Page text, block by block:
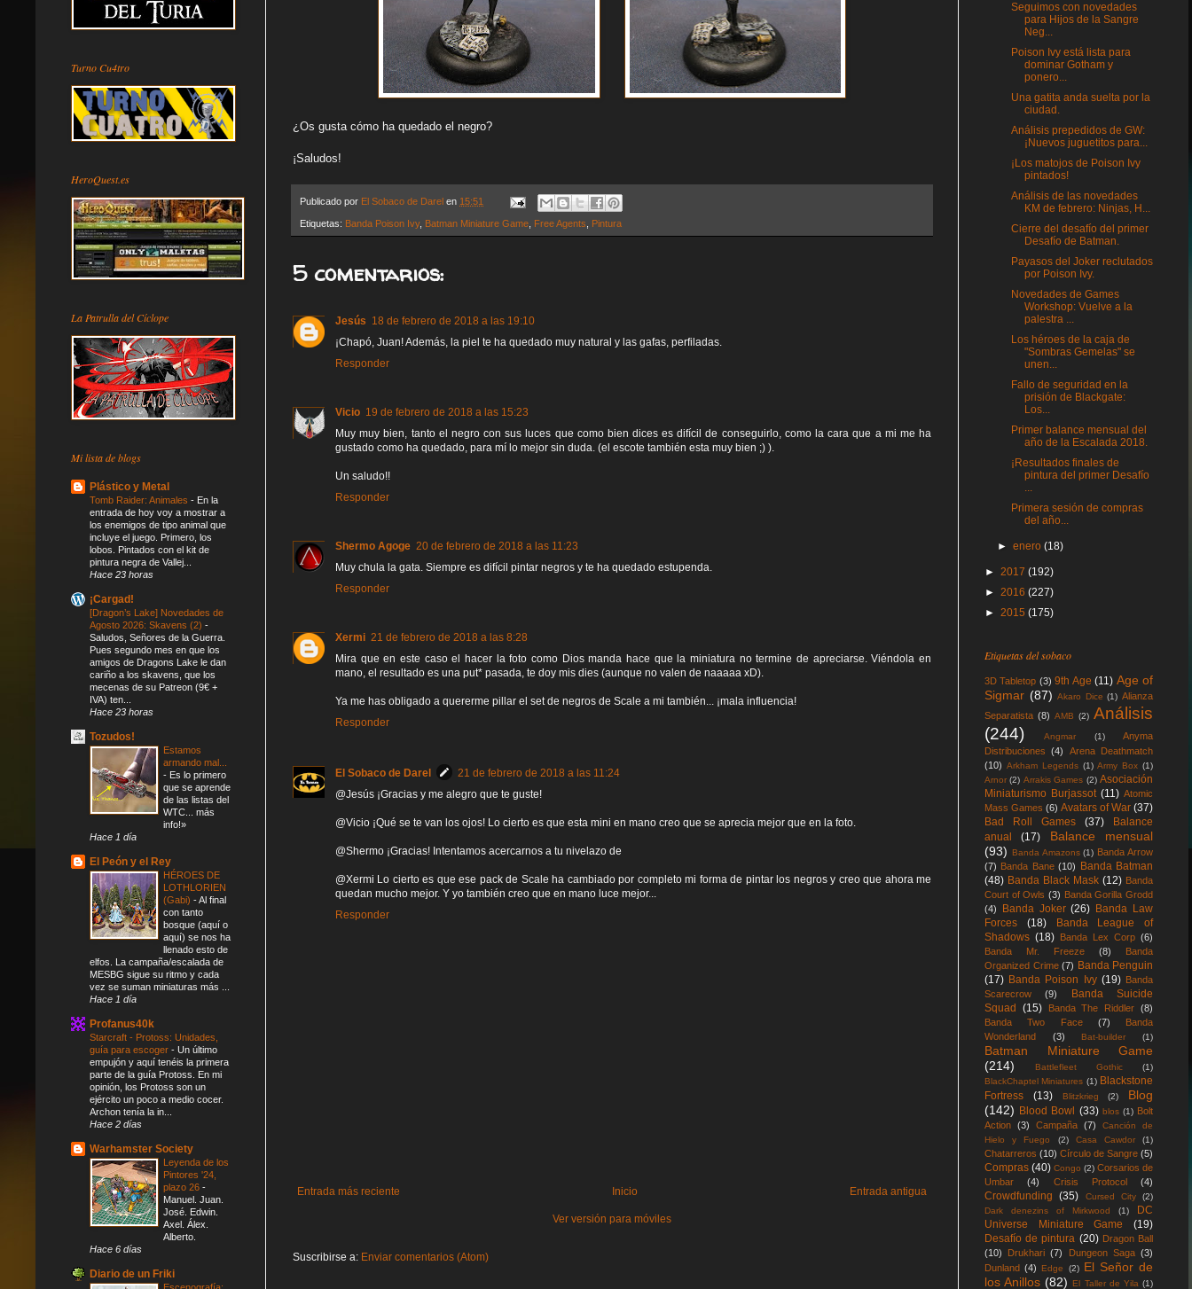
¿Os gusta cómo ha quedado el negro?
¡Saludos!
Publicado por El Sobaco de Darel en 15:51
Etiquetas: Banda Poison Ivy, Batman Miniature Game Free Agents Pintura
5 comentarios:
Jesús 18 de febrero de 2018 a las 19:10
¡Chapó, Juan! Además, la piel te ha quedado muy natural y las gafas, perfiladas.
Responder
Vicio 19 de febrero de 2018 a las 15:23
Muy muy bien, tanto el negro con sus luces que como bien dices es difícil de conseguirlo, como la cara que a mi me ha
gustado como ha quedado, para mí lo mejor sin duda. (el escote también esta muy bien ;) ).
Un saludo!!
Responder
Shermo Agoge 20 de febrero de 2018 a las 11:23
Muy chula la gata. Siempre es difícil pintar negros y te ha quedado estupenda.
Responder
Xermi 21 de febrero de 2018 a las 8:28
Mira que en este caso el hacer la foto como Dios manda hace que la miniatura no termine de apreciarse. Viéndola en
mano, el resultado es una put* pasada, te doy mis dies (aunque no valen de naaaaa xD).
Ya me has obligado a quererme pillar el set de negros de Scale a mi también... ¡mala influencia!
Responder
El Sobaco de Darel
21 de febrero de 2018 a las 11:24
@Jesús ¡Gracias y me alegro que te guste!
@Vicio ¡Qué se te van los ojos! Lo cierto es que esta mini en mano creo que se aprecia mejor que en la foto.
@Shermo ¡Gracias! Intentamos acercarnos a tu nivelazo de
@Xermi Lo cierto es que ese pack de Scale ha cambiado por completo mi forma de pintar los negros y creo que ahora me
quedan mucho mejor. Y yo también creo que en mano luce mejor...
Responder
Entrada más reciente Entrada antigua
Inicio
Ver versión para móviles
Suscribirse a: Enviar comentarios (Atom)
Turno Cu4tro
HeroQuest.es
La Patrulla del Cíclope
Mi lista de blogs
Plástico y Metal
Tomb Raider: Animales - En la
entrada de hoy voy a mostrar a
los enemigos de tipo animal que
incluye el juego. Primero, los
lobos. Pintados con el kit de
pintura negra de Vallej...
Hace 23 horas
¡Cargad!
[Dragon’s Lake] Novedades de
Agosto 2026: Skavens (2) -
Saludos, Señores de la Guerra.
Pues segundo mes en que los
amigos de Dragons Lake le dan
cariño a los skavens, que los
mecenas de su Patreon (9€ +
IVA) ten...
Hace 23 horas
Tozudos!
Estamos
armando mal...
- Es lo primero
que se aprende
de las listas del
WTC... más
info!»
Hace 1 día
El Peón y el Rey
HÉROES DE
LOTHLORIEN
(Gabi) -Al final
con tanto
bosque (aquí o
aquí) se nos ha
llenado esto de
elfos. La campaña/escalada de
MESBG sigue su ritmo y cada
vez se suman miniaturas más ...
Hace 1 día
Profanus40k
Starcraft - Protoss: Unidades,
guía para escoger - Un último
empujón y aquí tenéis la primera
parte de la guía Protoss. En mi
opinión, los Protoss son un
ejército un poco a medio cocer.
Archon tenía la in...
Hace 2 días
Warhamster Society
Leyenda de los
Pintores '24,
plazo 26 -
Manuel. Juan.
José. Edwin.
Axel. Álex.
Alberto.
Hace 6 días
Diario de un Friki
Seguimos con novedades
para Hijos de la Sangre
Neg...
Poison Ivy está lista para
dominar Gotham y
ponero...
Una gatita anda suelta por la
ciudad.
Análisis prepedidos de GW:
¡Nuevos juguetitos para...
¡Los matojos de Poison Ivy
pintados!
Análisis de las novedades
KM de febrero: Ninjas, H...
Cierre del desafío del primer
Desafío de Batman.
Payasos del Joker reclutados
por Poison Ivy.
Novedades de Games
Workshop: Vuelve a la
palestra ...
Los héroes de la caja de
"Sombras Gemelas" se
unen...
Fallo de seguridad en la
prisión de Blackgate:
Los...
Primer balance mensual del
año de la Escalada 2018.
¡Resultados finales de
pintura del primer Desafío
...
Primera sesión de compras
del año...
►enero(18)
► 2017 (192)
► 2016 (227)
► 2015 (175)
Etiquetas del sobaco
3D Tabletop (3) 9th Age (11) Age of
Sigmar (87) Akaro Dice (1) Alianza
Separatista (8) AMB (2) Análisis
(244)
Angmar (1)
Anyma
Distribuciones
(4)
Arena Deathmatch
(10) Arkham Legends (1) Army Box (1)
Arnor (2) Arrakis Games (2) Asociación
Miniaturismo Burjassot (11) Atomic
Mass Games (6) Avatars of War (37)
Bad Roll Games
(37)
Balance
anual
(17)
Balance mensual
(93)
Banda Amazons (1) Banda Arrow
(7) Banda Bane (10)
Banda Batman
(48) Banda Black Mask (12) Banda
Court of Owls (3) Banda Gorilla Grodd
(4)
Banda Joker (26) Banda Law
Forces
(18)
Banda League of
Shadows (18) Banda Lex Corp (6)
Banda Mr. Freeze
(8)
Banda
Organized Crime (7) Banda Penguin
(17) Banda Poison Ivy (19) Banda
Scarecrow
(9)
Banda Suicide
Squad
(15) Banda The Riddler (8)
Banda Two Face
(7)
Banda
Wonderland
(3) Bat-builder (1)
Batman Miniature Game
(214)
Battlefleet Gothic
(1)
BlackChaptel Miniatures (1) Blackstone
Fortress
(13) Blitzkrieg (2)
Blog
(142) Blood Bowl (33) blos (1) Bolt
Action (3) Campaña (7)
Canción de
Hielo y Fuego
(2) Casa Cawdor (1)
Chatarreros (10) Círculo de Sangre (5)
Compras (40) Congo (2) Corsarios de
Umbar
(4) Crisis Protocol (4)
Crowdfunding (35) Cursed City
(2)
Dark denezins of Mirkwood
(1)
DC
Universe Miniature Game
(19)
Desafío de pintura (20) Dragon Ball
(10)
Drukhari (7) Dungeon Saga (3)
Dunland (4) Edge (2) El Señor de
los Anillos (82) El Taller de Yila (1)